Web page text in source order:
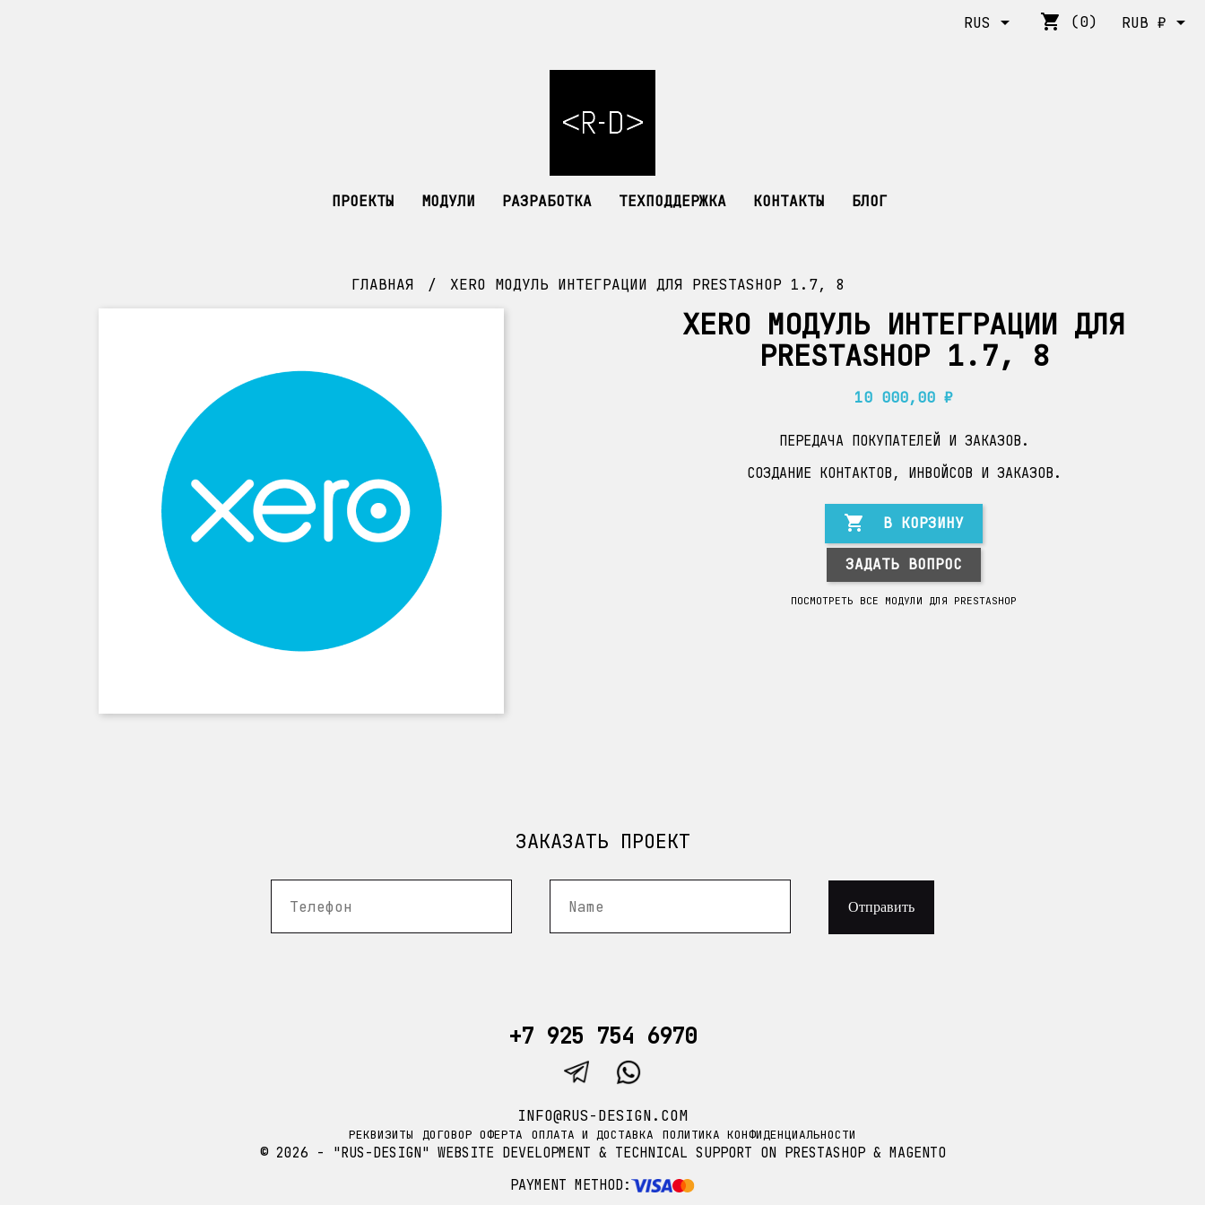
RUS  shopping_cart (0) RUB ₽ 
ПРОЕКТЫ МОДУЛИ РАЗРАБОТКА ТЕХПОДДЕРЖКА КОНТАКТЫ БЛОГ
ГЛАВНАЯ XERO МОДУЛЬ ИНТЕГРАЦИИ ДЛЯ PRESTASHOP 1.7, 8
XERO МОДУЛЬ ИНТЕГРАЦИИ ДЛЯ
PRESTASHOP 1.7, 8
10 000,00 ₽
ПЕРЕДАЧА ПОКУПАТЕЛЕЙ И ЗАКАЗОВ.
СОЗДАНИЕ КОНТАКТОВ, ИНВОЙСОВ И ЗАКАЗОВ.
 В КОРЗИНУ
ЗАДАТЬ ВОПРОС
ПОСМОТРЕТЬ ВСЕ МОДУЛИ ДЛЯ PRESTASHOP
ЗАКАЗАТЬ ПРОЕКТ
Отправить
+7 925 754 6970
INFO@RUS-DESIGN.COM
РЕКВИЗИТЫ ДОГОВОР ОФЕРТА ОПЛАТА И ДОСТАВКА ПОЛИТИКА КОНФИДЕНЦИАЛЬНОСТИ
© 2026 - "RUS-DESIGN" WEBSITE DEVELOPMENT & TECHNICAL SUPPORT ON PRESTASHOP & MAGENTO
PAYMENT METHOD: